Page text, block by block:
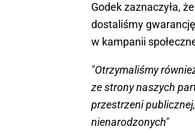
Godek zaznaczyła,
dostaliśmy
w kampanii
"Otrzymaliśmy
ze strony naszych
przestrzeni
nienarodzonych"